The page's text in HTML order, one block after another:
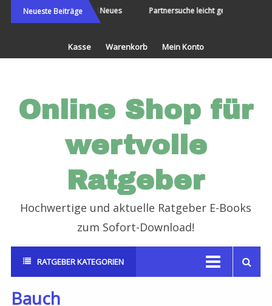
Direkt
zum
Neueste Beiträge
Die Welt bereisen und Neues
erleben
Partnersuche leicht gemacht
Kasse Warenkorb Mein Konto
Online Shop für
wertvolle
Ratgeber
Hochwertige und aktuelle Ratgeber E-Books
zum Sofort-Download!
RATGEBER KATEGORIEN
Bauch